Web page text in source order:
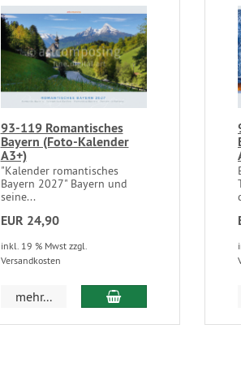
93-119 Romantisches
Bayern (Foto-Kalender
A3+)
"Kalender romantisches
Bayern 2027" Bayern und
seine...
EUR 24,90
inkl. 19 % Mwst zzgl.
Versandkosten
mehr...